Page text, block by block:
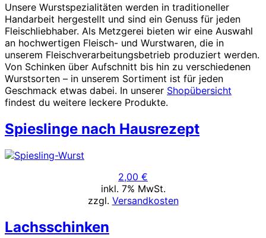
Unsere Wurstspezialitäten werden in traditioneller
Handarbeit hergestellt und sind ein Genuss für jeden
Fleischliebhaber. Als Metzgerei bieten wir eine Auswahl
an hochwertigen Fleisch- und Wurstwaren, die in
unserem Fleischverarbeitungsbetrieb produziert werden.
Von Schinken über Aufschnitt bis hin zu verschiedenen
Wurstsorten – in unserem Sortiment ist für jeden
Geschmack etwas dabei. In unserer Shopübersicht
findest du weitere leckere Produkte.
Spieslinge nach Hausrezept
2,00 €
inkl. 7% MwSt.
zzgl. Versandkosten
Lachsschinken